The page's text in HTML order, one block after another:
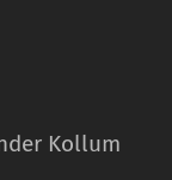
Kollum